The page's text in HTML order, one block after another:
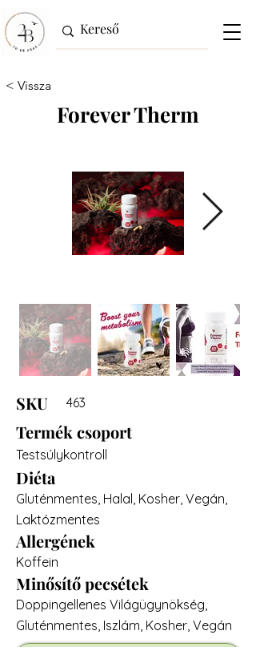
< Vissza
Forever Therm
SKU 463
Termék csoport
Testsúlykontroll
Diéta
Gluténmentes, Halal, Kosher, Vegán,
Laktózmentes
Allergének
Koffein
Minősítő pecsétek
Doppingellenes Világügynökség,
Gluténmentes, Iszlám, Kosher, Vegán